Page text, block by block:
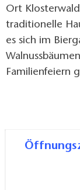
Ort
traditionelle
es sich im
Familienfeiern